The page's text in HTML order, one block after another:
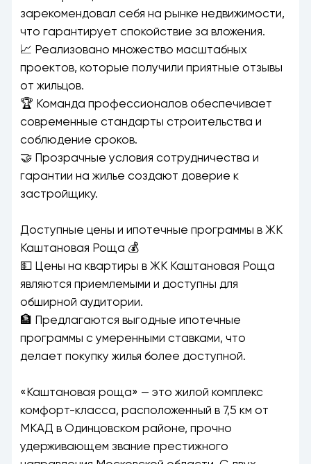
зарекомендовал себя на рынке недвижимости,
что гарантирует спокойствие за вложения.
📈 Реализовано множество масштабных
проектов, которые получили приятные отзывы
от жильцов.
🏆 Команда профессионалов обеспечивает
современные стандарты строительства и
соблюдение сроков.
🤝 Прозрачные условия сотрудничества и
гарантии на жилье создают доверие к
застройщику.
Доступные цены и ипотечные программы в ЖК
Каштановая Роща 💰
💵 Цены на квартиры в ЖК Каштановая Роща
являются приемлемыми и доступны для
обширной аудитории.
🏦 Предлагаются выгодные ипотечные
программы с умеренными ставками, что
делает покупку жилья более доступной.
«Каштановая роща» — это жилой комплекс
комфорт-класса, расположенный в 7,5 км от
МКАД в Одинцовском районе, прочно
удерживающем звание престижного